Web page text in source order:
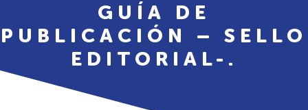
GUÍA DE
PUBLICACIÓN – SELLO
EDITORIAL-.